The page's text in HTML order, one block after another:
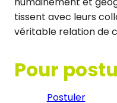
tissent avec leurs
véritable relation de
Pour
Postuler